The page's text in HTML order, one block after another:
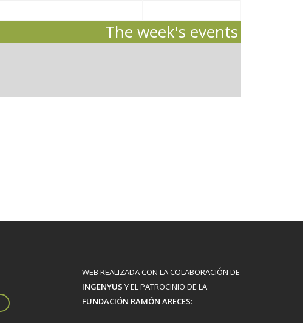
The week's events
2026
2026
WEB REALIZADA CON LA COLABORACIÓN DE
INGENYUS Y EL PATROCINIO DE LA
FUNDACIÓN RAMÓN ARECES: